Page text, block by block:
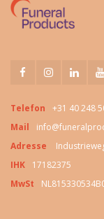
Telefon
+31 40 248
Mail
Adresse
IHK
17182375
MwSt